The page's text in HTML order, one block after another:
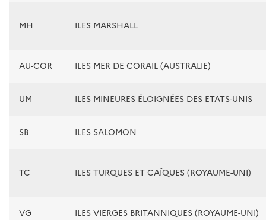
MH ILES MARSHALL
AU-COR ILES MER DE CORAIL (AUSTRALIE)
UM ILES MINEURES ÉLOIGNÉES DES ETATS-UNIS
SB ILES SALOMON
TC ILES TURQUES ET CAÏQUES (ROYAUME-UNI)
VG ILES VIERGES BRITANNIQUES (ROYAUME-UNI)